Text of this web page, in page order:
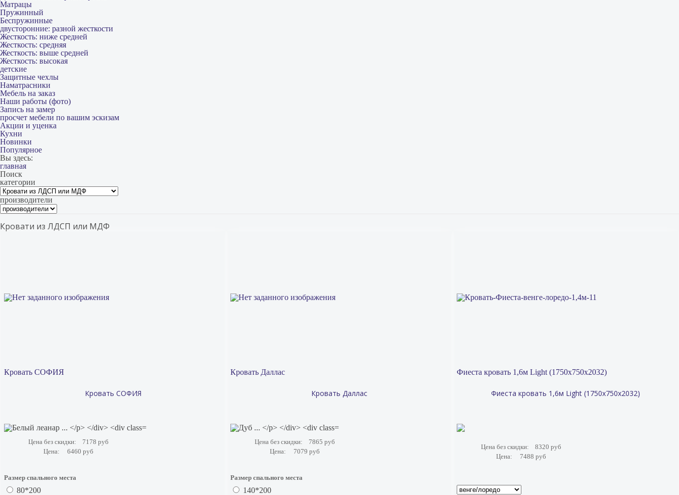
Матрацы
Пружинный
Беспружинные
двусторонние: разной жесткости
Жесткость: ниже средней
Жесткость: средняя
Жесткость: выше средней
Жесткость: высокая
детские
Защитные чехлы
Наматрасники
Мебель на заказ
Наши работы (фото)
Запись на замер
просчет мебели по вашим эскизам
Акции и уценка
Кухни
Новинки
Популярное
Вы здесь:
главная
Поиск
категории
производители
Кровати из ЛДСП или МДФ
Кровать СОФИЯ
Кровать СОФИЯ
Цена без скидки:
7178 руб
Цена:
6460 руб
Размер спального места
80*200
Кровать Даллас
Кровать Даллас
Цена без скидки:
7865 руб
Цена:
7079 руб
Размер спального места
140*200
Фиеста кровать 1,6м Light (1750х750х2032)
Фиеста кровать 1,6м Light (1750х750х2032)
Цена без скидки:
8320 руб
Цена:
7488 руб